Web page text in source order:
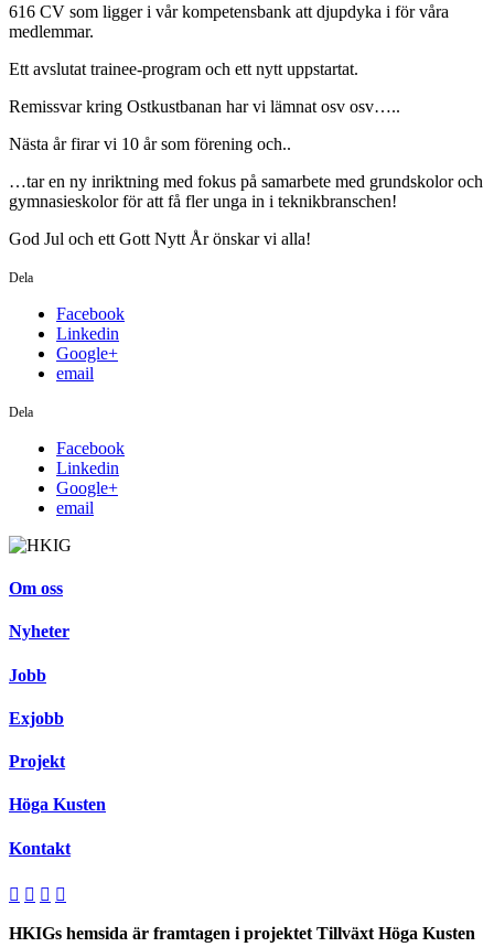
616 CV som ligger i vår kompetensbank att djupdyka i för våra
medlemmar.
Ett avslutat trainee-program och ett nytt uppstartat.
Remissvar kring Ostkustbanan har vi lämnat osv osv…..
Nästa år firar vi 10 år som förening och..
…tar en ny inriktning med fokus på samarbete med grundskolor och
gymnasieskolor för att få fler unga in i teknikbranschen!
God Jul och ett Gott Nytt År önskar vi alla!
Dela
Facebook
Linkedin
Google+
email
Dela
Facebook
Linkedin
Google+
email
Om oss
Nyheter
Jobb
Exjobb
Projekt
Höga Kusten
Kontakt
HKIGs hemsida är framtagen i projektet Tillväxt Höga Kusten